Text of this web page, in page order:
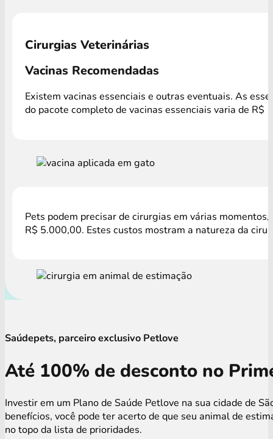
Cirurgias Veterinárias
Vacinas Recomendadas
Existem vacinas essenciais e outras eventuais. As
do pacote completo de vacinas essenciais varia de
Pets podem precisar de cirurgias em várias
R$ 5.000,00. Estes custos mostram a natureza da
Saúdepets, parceiro exclusivo Petlove
Até 100% de desconto no
Investir em um Plano de Saúde Petlove na sua cidade de
benefícios, você pode ter acerto de que seu animal de
no topo da lista de prioridades.